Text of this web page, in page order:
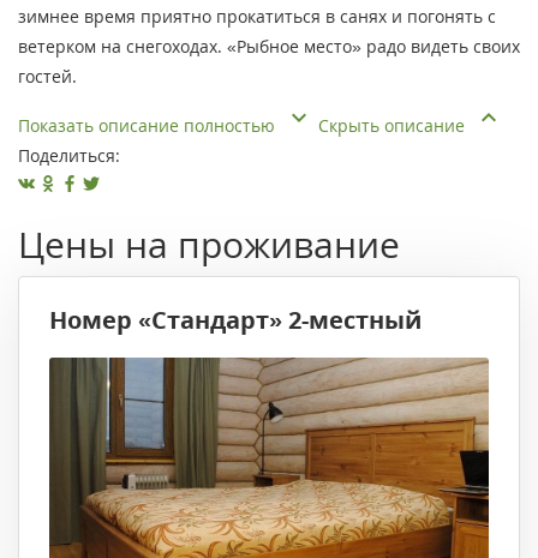
зимнее время приятно прокатиться в санях и погонять с
ветерком на снегоходах. «Рыбное место» радо видеть своих
гостей.
Показать описание полностью
Скрыть описание
Поделиться:
Цены на проживание
Номер «Стандарт» 2-местный